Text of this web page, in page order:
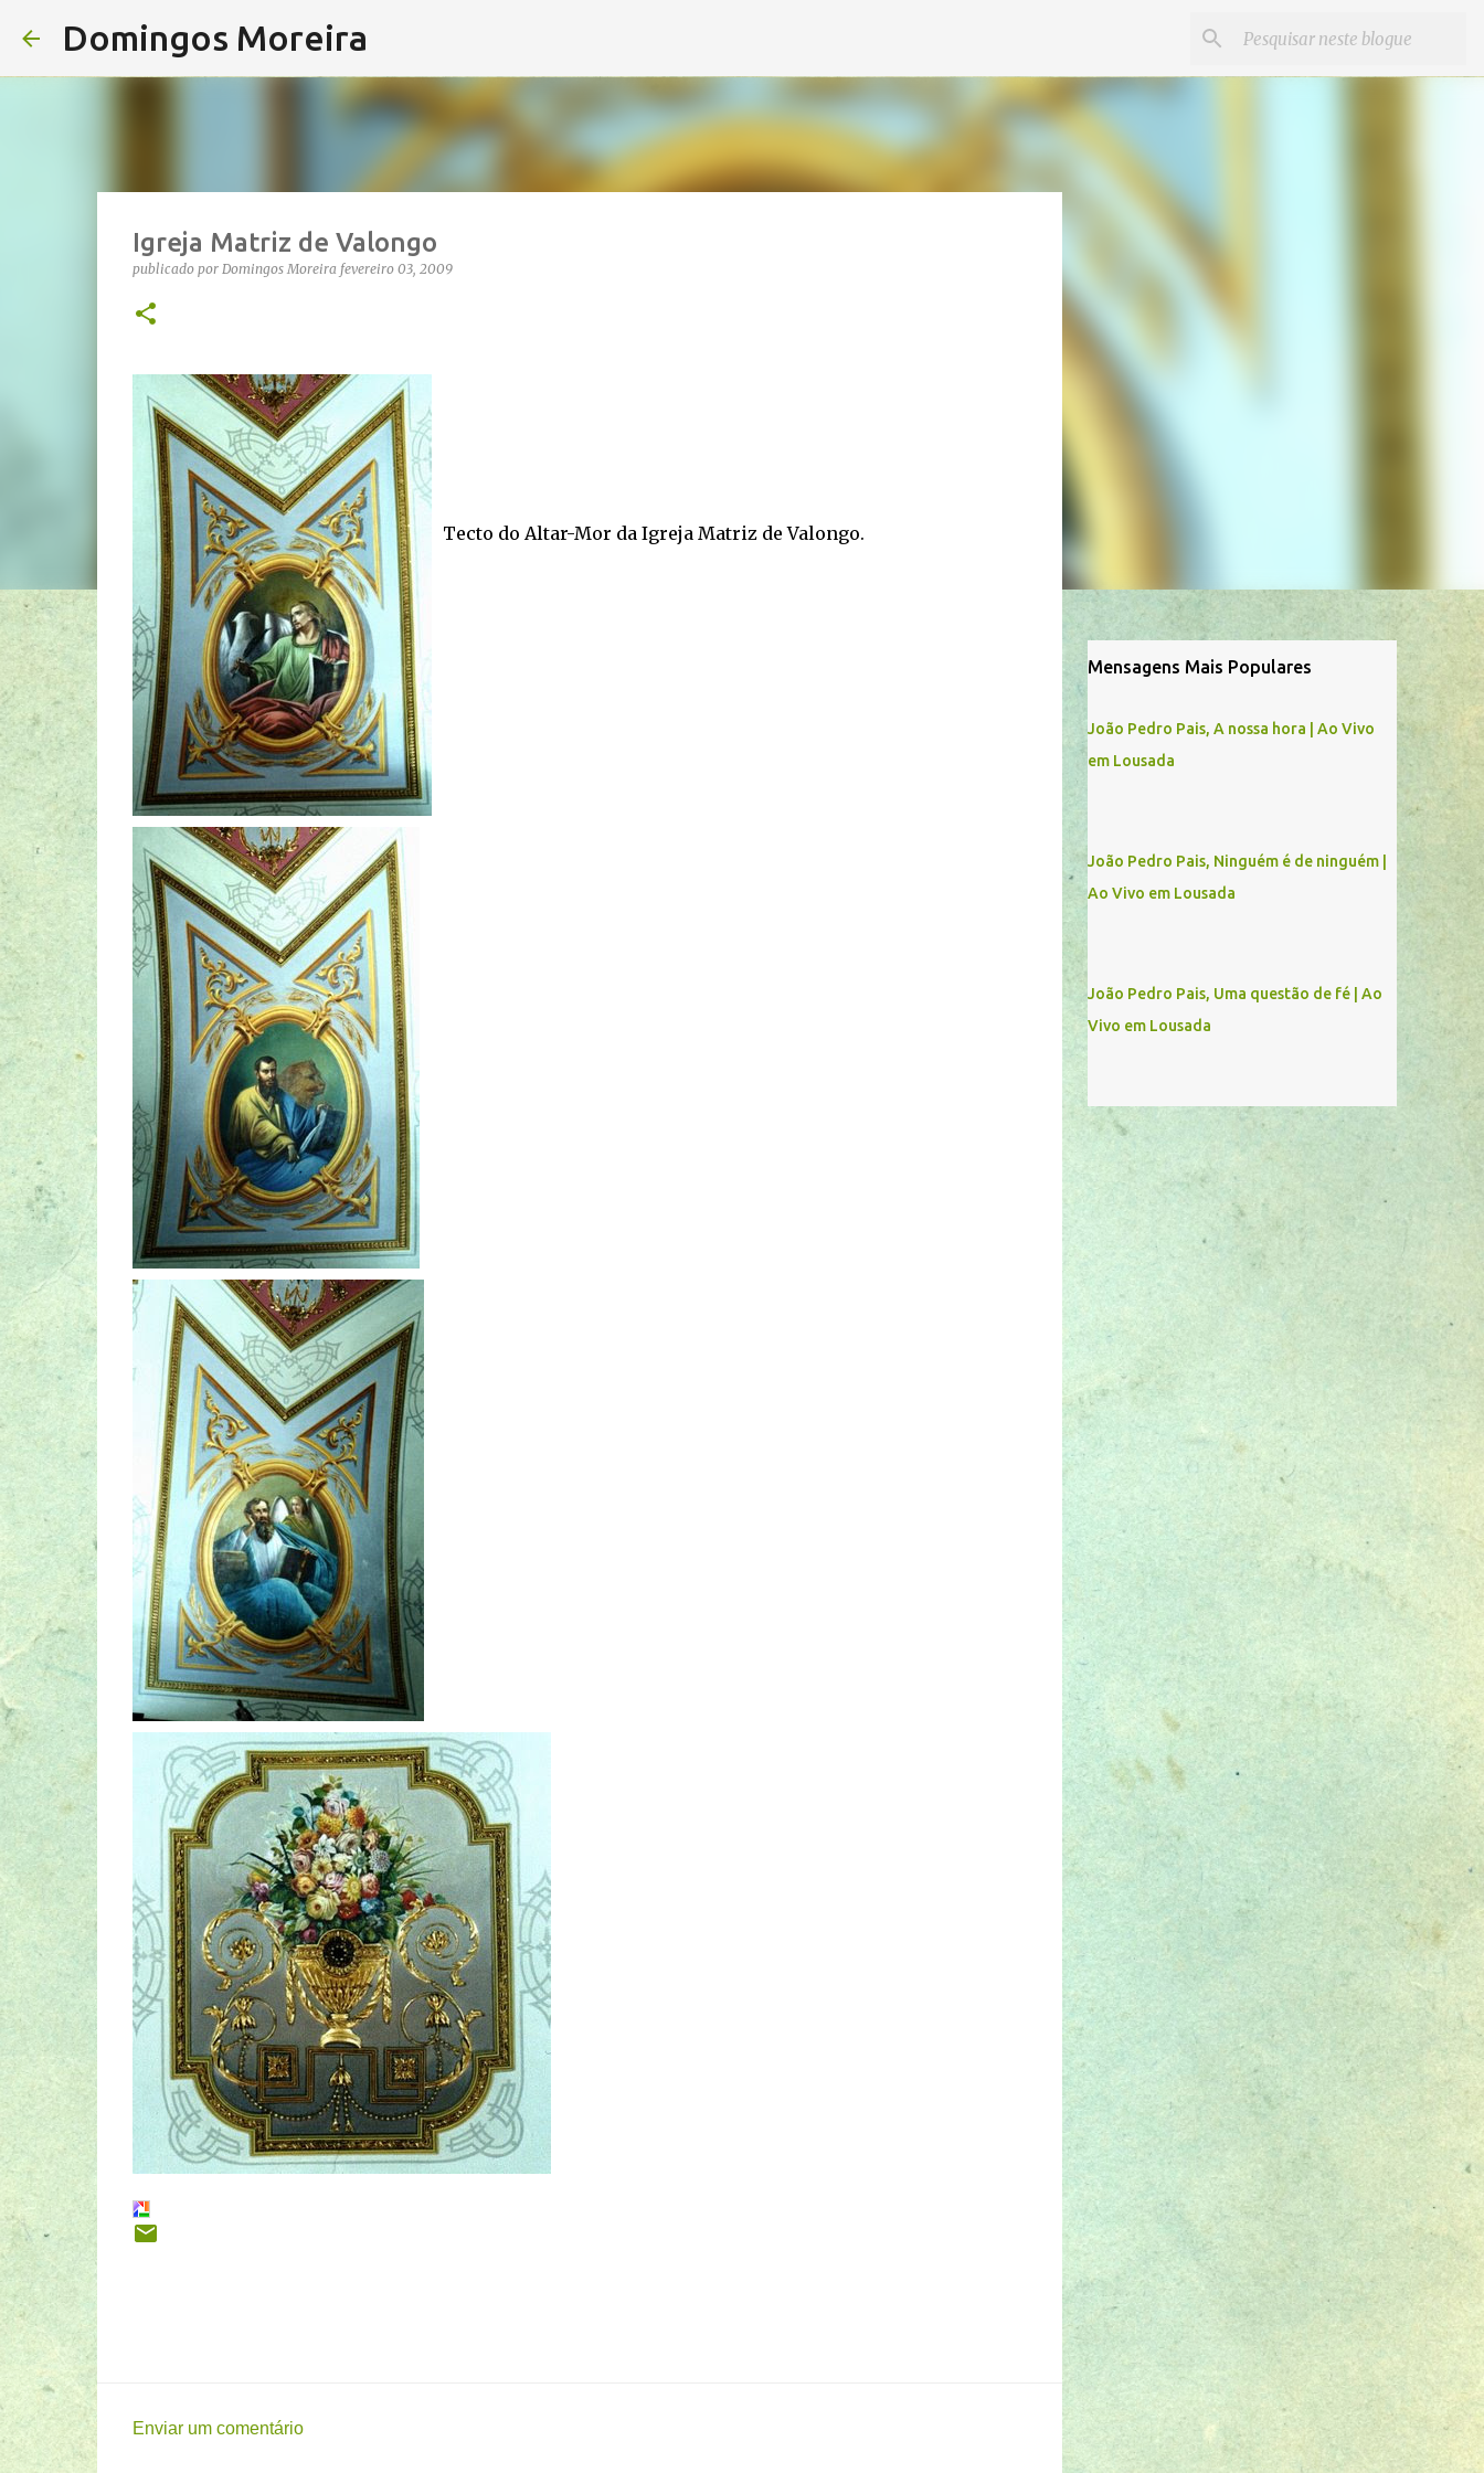
Domingos Moreira
Igreja Matriz de Valongo
publicado por Domingos Moreira fevereiro 03, 2009
Tecto do Altar-Mor da Igreja Matriz de Valongo.
Enviar um comentário
Mensagens Mais Populares
João Pedro Pais, A nossa hora | Ao Vivo
em Lousada
João Pedro Pais, Ninguém é de ninguém |
Ao Vivo em Lousada
João Pedro Pais, Uma questão de fé | Ao
Vivo em Lousada